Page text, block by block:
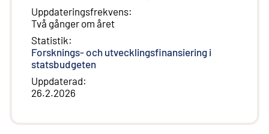
Uppdateringsfrekvens:
Två gånger om året
Statistik:
Forsknings- och utvecklingsfinansiering i
statsbudgeten
Uppdaterad:
26.2.2026